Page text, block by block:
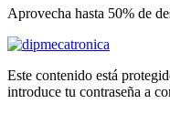
Aprovecha hasta 50% de
Este contenido está
introduce tu contraseña a